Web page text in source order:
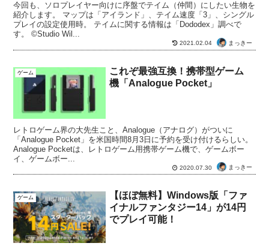
今回も、ソロプレイヤー向けに序盤でテイム（仲間）にしたい生物を
紹介します。 マップは「アイランド」、テイム速度「3」、シングル
プレイの設定使用時。 テイムに関する情報は「Dododex」調べで
す。 ©Studio Wil...
2021.02.04 まっきー
ゲーム
これぞ最強互換！携帯型ゲーム
機「Analogue Pocket」
レトロゲーム界の大先生こと、Analogue（アナログ）がついに
「Analogue Pocket」を米国時間8月3日に予約を受け付けるらしい。
Analogue Pocketは、レトロゲーム用携帯ゲーム機で、ゲームボー
イ、ゲームボー...
2020.07.30 まっきー
ゲーム
【ほぼ無料】Windows版「ファ
イナルファンタジー14」が14円
でプレイ可能！